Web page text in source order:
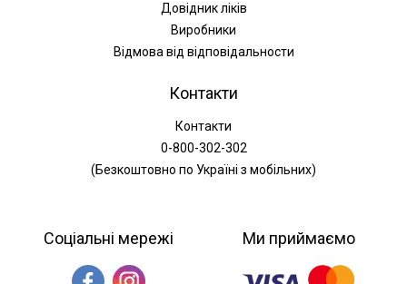
Довідник ліків
Виробники
Відмова від відповідальности
Контакти
Контакти
0-800-302-302
(Безкоштовно по Україні з мобільних)
Соціальні мережі Ми приймаємо